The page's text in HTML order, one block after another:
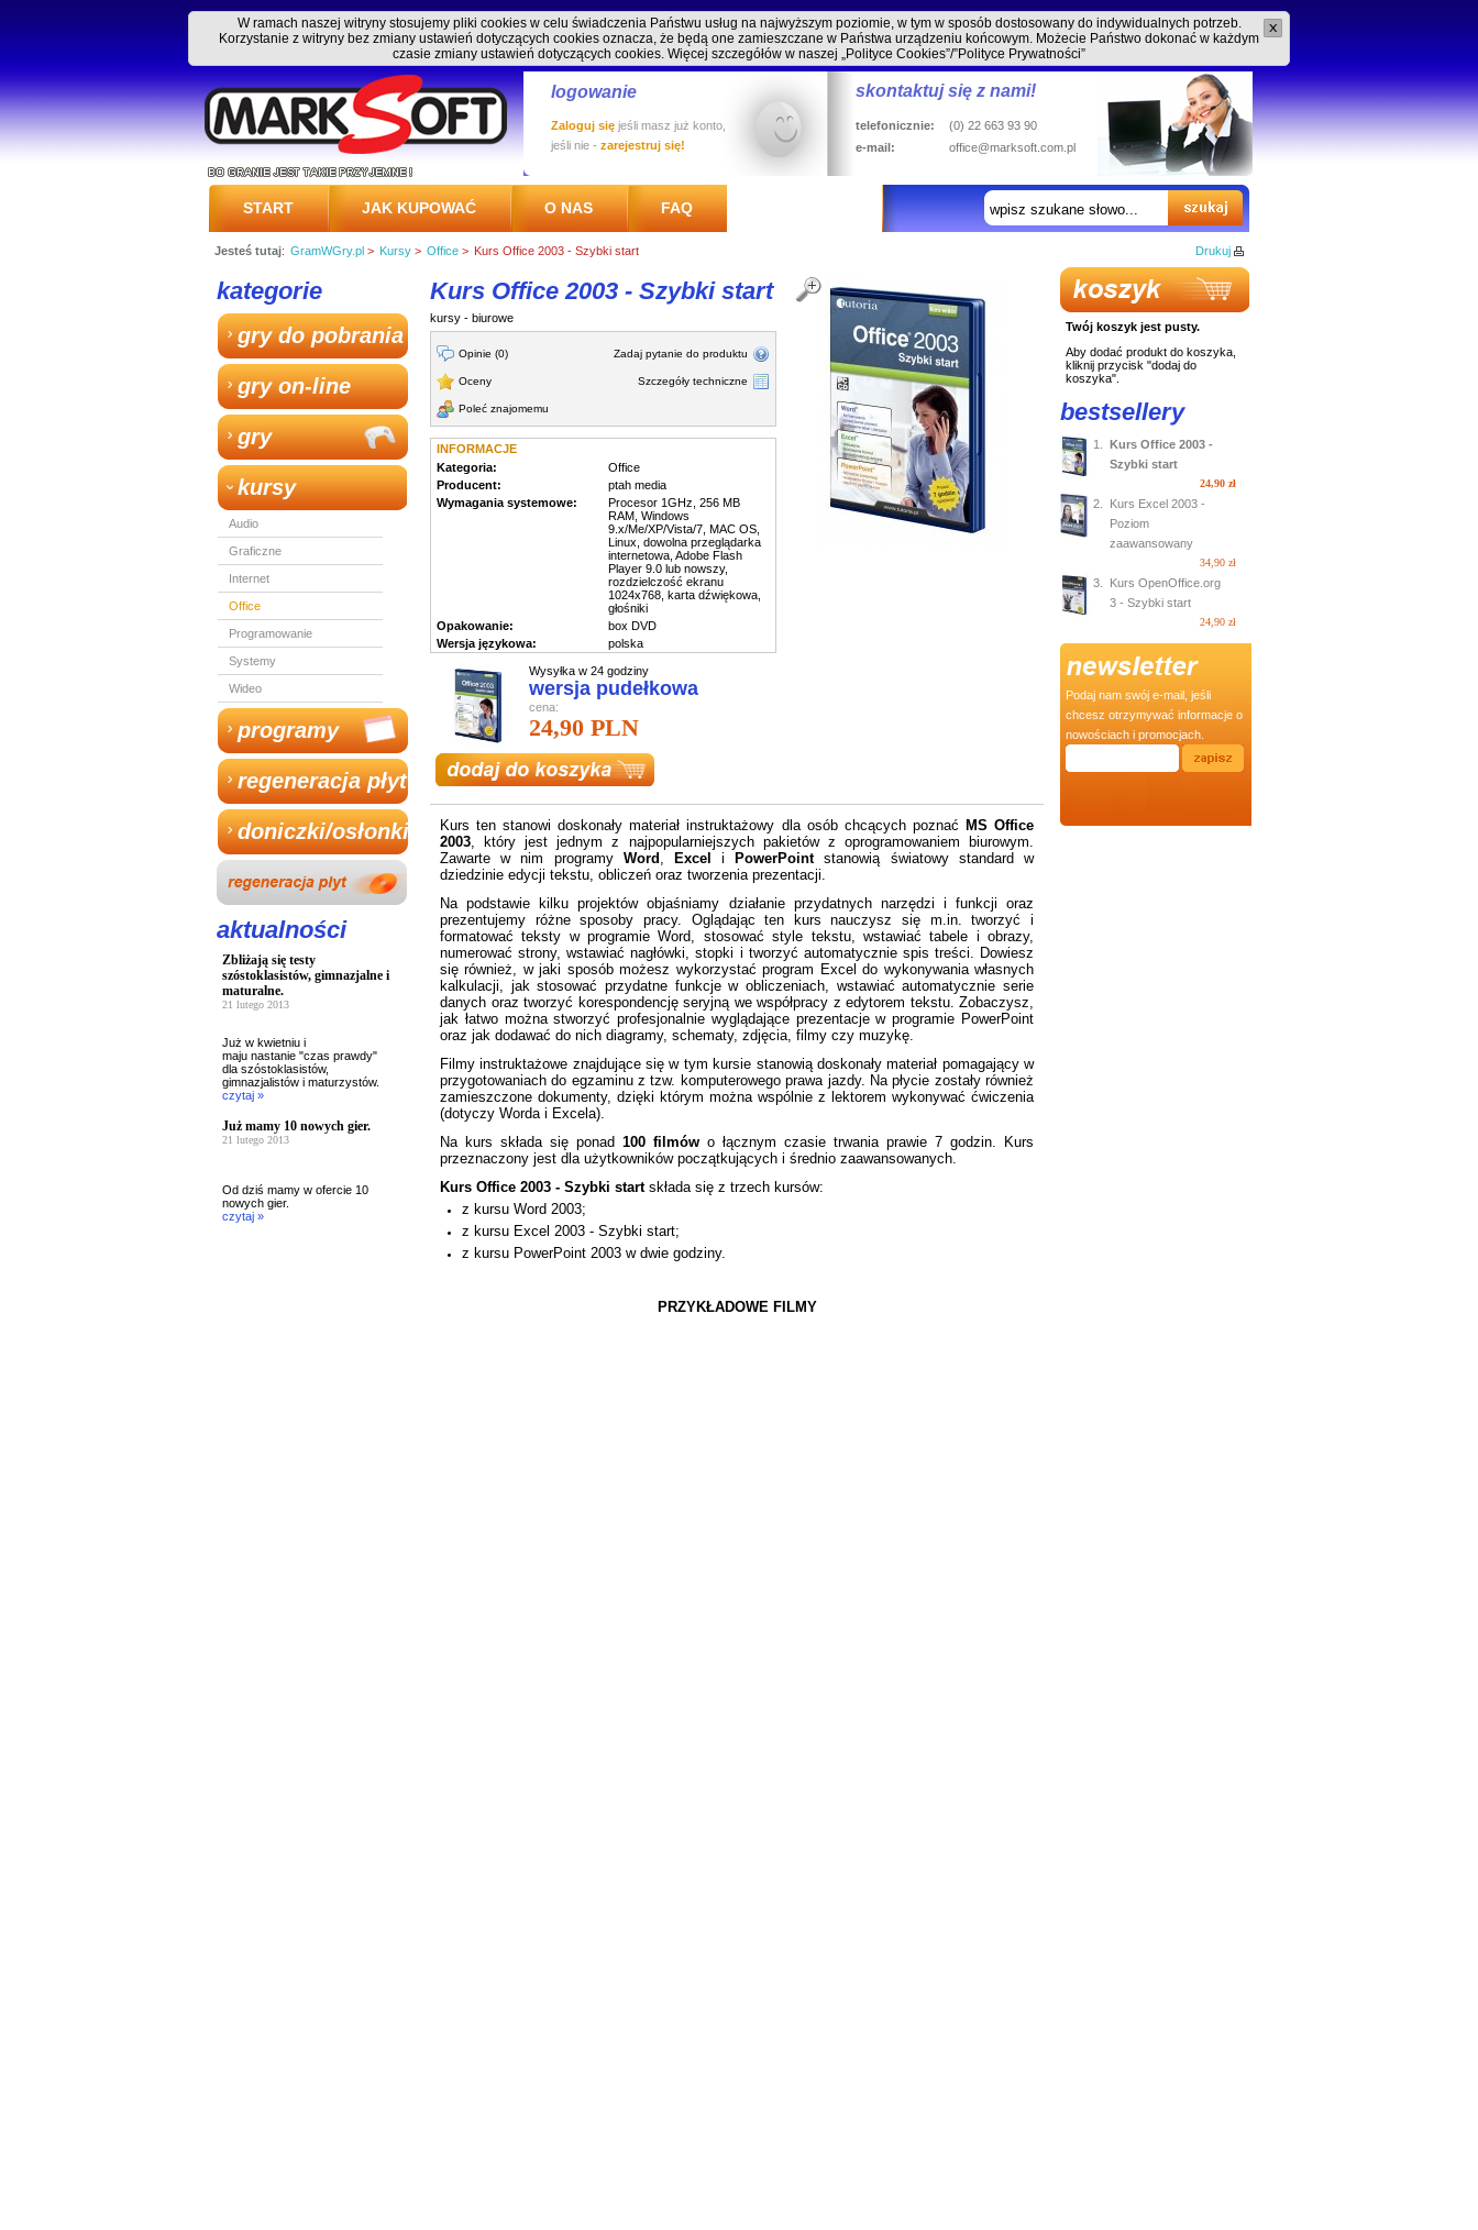
W ramach naszej witryny stosujemy pliki cookies w celu świadczenia Państwu usług na najwyższym poziomie, w tym w sposób dostosowany do indywidualnych potrzeb.
Korzystanie z witryny bez zmiany ustawień dotyczących cookies oznacza, że będą one zamieszczane w Państwa urządzeniu końcowym. Możecie Państwo dokonać w każdym
czasie zmiany ustawień dotyczących cookies. Więcej szczegółów w naszej „Polityce Cookies”/”Polityce Prywatności”
logowanie
Zaloguj się jeśli masz już konto,
jeśli nie - zarejestruj się!
skontaktuj się z nami!
telefonicznie:
(0) 22 663 93 90
e-mail:
office@marksoft.com.pl
START JAK KUPOWAĆ O NAS FAQ
PRZESYŁKA
Jesteś tutaj: GramWGry.pl > Kursy > Office > Kurs Office 2003 - Szybki start Drukuj
kategorie
gry do pobrania
gry on-line
gry
kursy
Audio
Graficzne
Internet
Office
Programowanie
Systemy
Wideo
programy
regeneracja płyt
doniczki/osłonki
aktualności
Zbliżają się testy
szóstoklasistów, gimnazjalne i
maturalne.
21 lutego 2013
Już w kwietniu i
maju nastanie "czas prawdy"
dla szóstoklasistów,
gimnazjalistów i maturzystów.
czytaj »
Już mamy 10 nowych gier.
21 lutego 2013
Od dziś mamy w ofercie 10
nowych gier.
czytaj »
Kurs Office 2003 - Szybki start
kursy - biurowe
Opinie (0)
Oceny
Poleć znajomemu
Zadaj pytanie do produktu
Szczegóły techniczne
INFORMACJE
Kategoria:
Office
Producent:
ptah media
Wymagania systemowe:
Procesor 1GHz, 256 MB
RAM, Windows
9.x/Me/XP/Vista/7, MAC OS,
Linux, dowolna przeglądarka
internetowa, Adobe Flash
Player 9.0 lub nowszy,
rozdzielczość ekranu
1024x768, karta dźwiękowa,
głośniki
Opakowanie:
box DVD
Wersja językowa:
polska
Wysyłka w 24 godziny
wersja pudełkowa
cena:
24,90 PLN
Kurs ten stanowi doskonały materiał instruktażowy dla osób chcących poznać MS Office
2003, który jest jednym z najpopularniejszych pakietów z oprogramowaniem biurowym.
Zawarte w nim programy Word , Exceli PowerPointstanowią światowy standard w
dziedzinie edycji tekstu, obliczeń oraz tworzenia prezentacji.
Na podstawie kilku projektów objaśniamy działanie przydatnych narzędzi i funkcji oraz
prezentujemy różne sposoby pracy. Oglądając ten kurs nauczysz się m.in. tworzyć i
formatować teksty w programie Word, stosować style tekstu, wstawiać tabele i obrazy,
numerować strony, wstawiać nagłówki, stopki i tworzyć automatycznie spis treści. Dowiesz
się również, w jaki sposób możesz wykorzystać program Excel do wykonywania własnych
kalkulacji, jak stosować przydatne funkcje w obliczeniach, wstawiać automatycznie serie
danych oraz tworzyć korespondencję seryjną we współpracy z edytorem tekstu. Zobaczysz,
jak łatwo można stworzyć profesjonalnie wyglądające prezentacje w programie PowerPoint
oraz jak dodawać do nich diagramy, schematy, zdjęcia, filmy czy muzykę.
Filmy instruktażowe znajdujące się w tym kursie stanowią doskonały materiał pomagający w
przygotowaniach do egzaminu z tzw. komputerowego prawa jazdy. Na płycie zostały również
zamieszczone dokumenty, dzięki którym można wspólnie z lektorem wykonywać ćwiczenia
(dotyczy Worda i Excela).
Na kurs składa się ponad 100 filmów o łącznym czasie trwania prawie 7 godzin. Kurs
przeznaczony jest dla użytkowników początkujących i średnio zaawansowanych.
Kurs Office 2003 - Szybki startskłada się z trzech kursów:
z kursu Word 2003;
z kursu Excel 2003 - Szybki start;
z kursu PowerPoint 2003 w dwie godziny.
PRZYKŁADOWE FILMY
Twój koszyk jest pusty.
Aby dodać produkt do koszyka,
kliknij przycisk "dodaj do
koszyka".
bestsellery
1.
Kurs Office 2003 -
Szybki start
24,90 zł
2.
Kurs Excel 2003 -
Poziom
zaawansowany
34,90 zł
3.
Kurs OpenOffice.org
3 - Szybki start
24,90 zł
Podaj nam swój e-mail, jeśli
chcesz otrzymywać informacje o
nowościach i promocjach.